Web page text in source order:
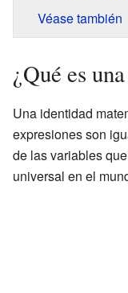
Véase también
¿Qué es
Una identidad
expresiones son
de las variables
universal en el